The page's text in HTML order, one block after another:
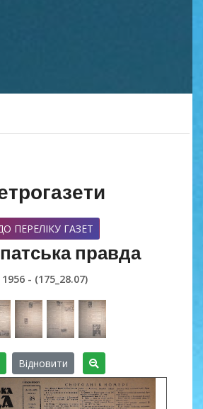
ПЕРЕЛІКУ ГАЗЕТ
правда
1956 - (175_28.07)
Відновити